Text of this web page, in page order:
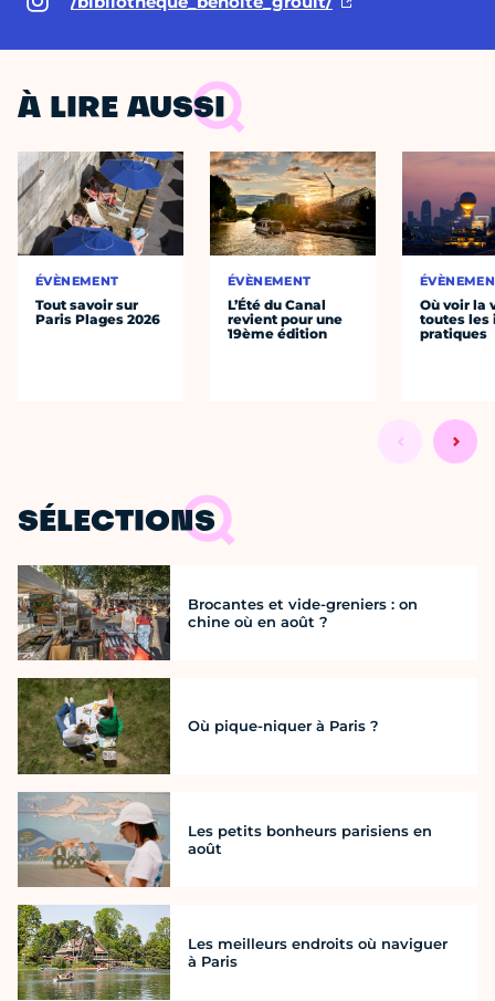
À LIRE AUSSI
ÉVÈNEMENT
Tout savoir sur
Paris Plages 2026
ÉVÈNEMENT
L’Été du Canal
revient pour une
19ème édition
Où voir la
toutes les
pratiques
SÉLECTIONS
Brocantes et vide-greniers : on
chine où en août ?
Où pique-niquer à Paris ?
Les petits bonheurs parisiens en
août
Les meilleurs endroits où naviguer
à Paris